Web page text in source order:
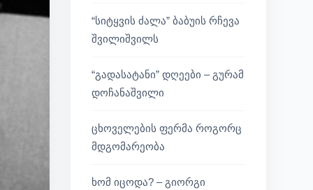
“სიტყვის ძალა” ბაბუის რჩევა
შვილიშვილს
“გადასატანი” დღეები – გურამ
დოჩანაშვილი
ცხოველების ფერმა როგორც
მდგომარეობა
ხომ იცოდა? – გიორგი